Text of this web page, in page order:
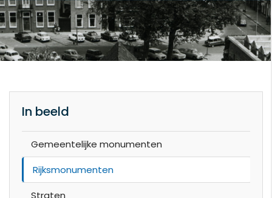
In beeld
Gemeentelijke monumenten
Rijksmonumenten
Straten